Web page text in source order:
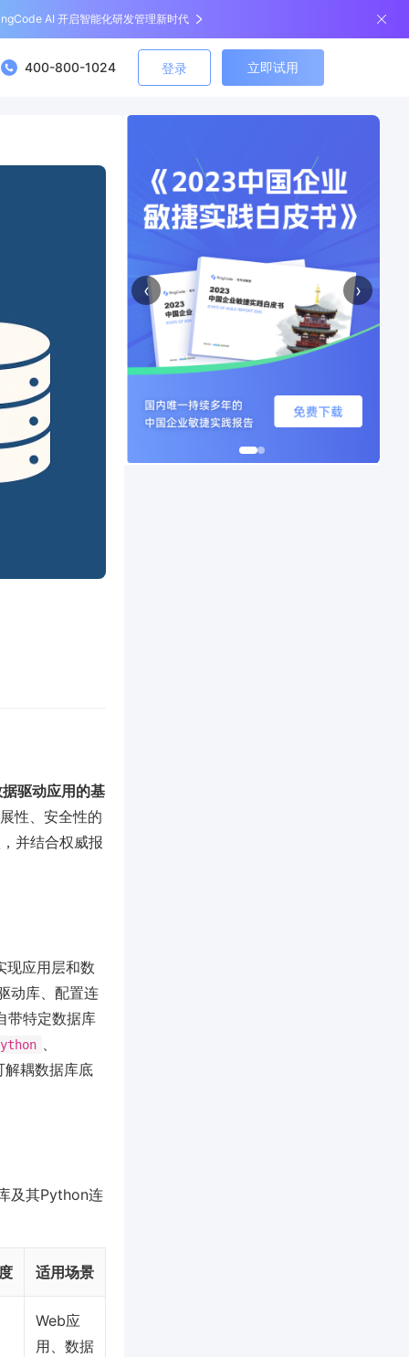
AI 开启智能化研发管理新时代
400-800-1024 登录 立即试用
驱动应用的基
性、安全性的
并结合权威报
现应用层和数
动库、配置连
带特定数据库
、
耦数据库底
及其Python连
适用场景
Web应
用、数据
‹ ›